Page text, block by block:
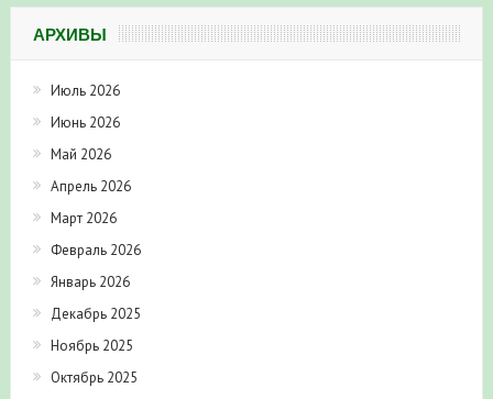
АРХИВЫ
Июль 2026
Июнь 2026
Май 2026
Апрель 2026
Март 2026
Февраль 2026
Январь 2026
Декабрь 2025
Ноябрь 2025
Октябрь 2025